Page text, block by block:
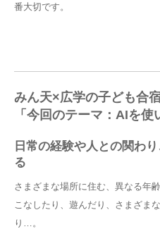
番大切です。
みん天×広学の子ども合
「今回のテーマ：AIを使
日常の経験や人との関わ
る
さまざまな場所に住む、異なる年
こなしたり、遊んだり、さまざま
り…。